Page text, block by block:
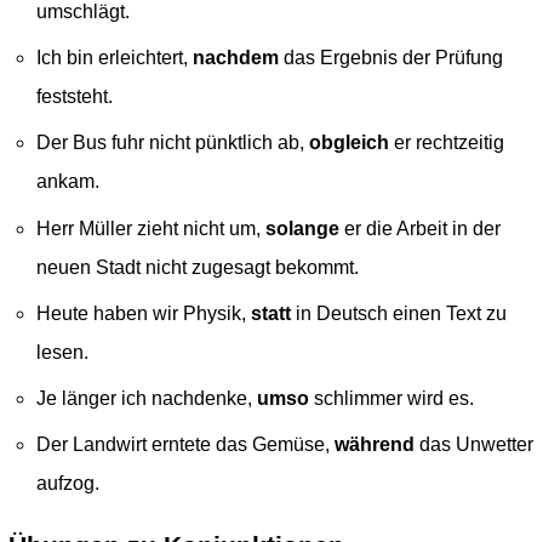
umschlägt.
Ich bin erleichtert, nachdem das Ergebnis der Prüfung
feststeht.
Der Bus fuhr nicht pünktlich ab,obgleicher rechtzeitig
ankam.
Herr Müller zieht nicht um,solange er die Arbeit in der
neuen Stadt nicht zugesagt bekommt.
Heute haben wir Physik,statt in Deutsch einen Text zu
lesen.
Je länger ich nachdenke, umsoschlimmer wird es.
Der Landwirt erntete das Gemüse,währenddas Unwetter
aufzog.